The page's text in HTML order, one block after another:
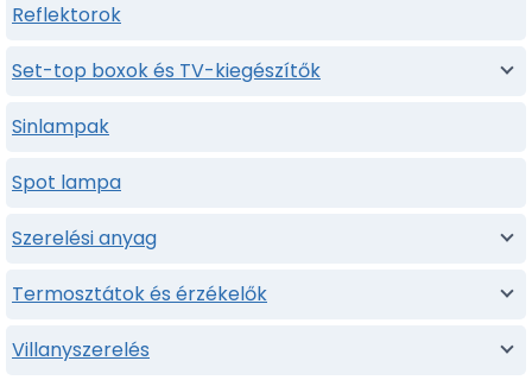
Reflektorok
Set-top boxok és TV-kiegészítők
Sinlampak
Spot lampa
Szerelési anyag
Termosztátok és érzékelők
Villanyszerelés